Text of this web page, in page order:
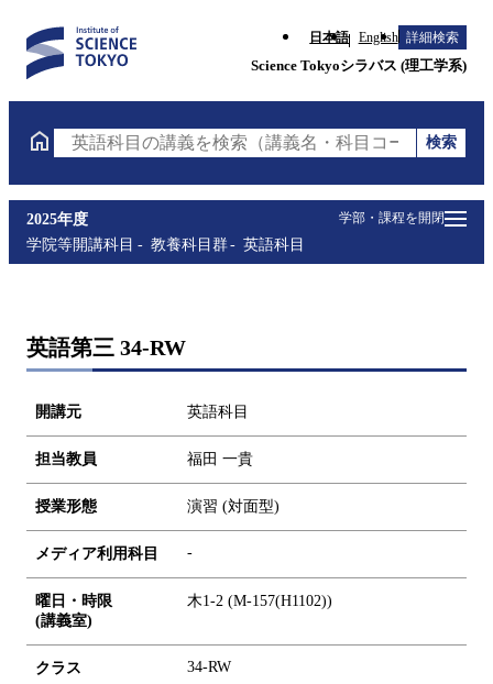
日本語 English 詳細検索
Science Tokyoシラバス (理工学系)
英語科目の講義を検索（講義名・科目コード・担当教
検索
学部・課程を開閉
2025年度
学院等開講科目
教養科目群 英語科目
英語第三 34-RW
開講元 英語科目
担当教員 福田 一貴
授業形態 演習 (対面型)
メディア利用科目 -
曜日・時限
(講義室)
木1-2 (M-157(H1102))
クラス 34-RW